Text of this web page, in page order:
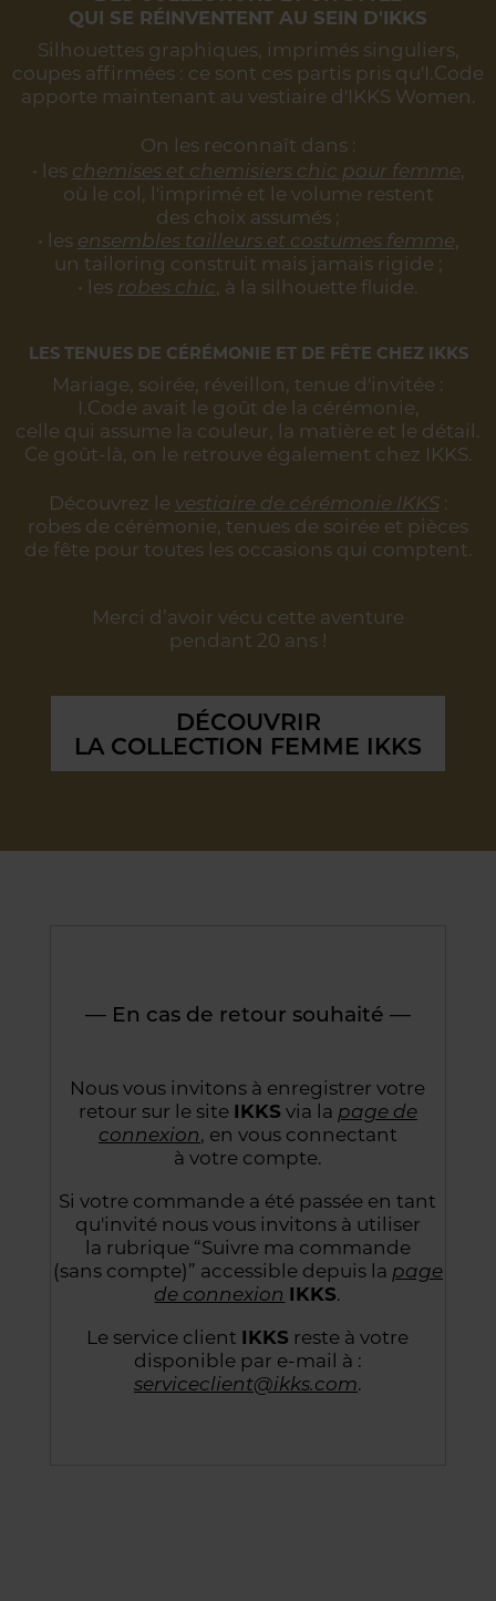
QUI SE RÉINVENTENT AU SEIN D'IKKS
Silhouettes graphiques, imprimés singuliers,
coupes affirmées : ce sont ces partis pris qu'I.Code
apporte maintenant au vestiaire d'IKKS Women.
On les reconnaît dans :
• les chemises et chemisiers chic pour femme,
où le col, l'imprimé et le volume restent
des choix assumés ;
• les ensembles tailleurs et costumes femme,
un tailoring construit mais jamais rigide ;
• les robes chic, à la silhouette fluide.
LES TENUES DE CÉRÉMONIE ET DE FÊTE CHEZ IKKS
Mariage, soirée, réveillon, tenue d'invitée :
I.Code avait le goût de la cérémonie,
celle qui assume la couleur, la matière et le détail.
Ce goût-là, on le retrouve également chez IKKS.
Découvrez le vestiaire de cérémonie IKKS:
robes de cérémonie, tenues de soirée et pièces
de fête pour toutes les occasions qui comptent.
Merci d’avoir vécu cette aventure
pendant 20 ans !
DÉCOUVRIR
LA COLLECTION FEMME IKKS
— En cas de retour souhaité —
Nous vous invitons à enregistrer votre
retour sur le site IKKS via la page de
connexion, en vous connectant
à votre compte.
Si votre commande a été passée en tant
qu'invité nous vous invitons à utiliser
la rubrique “Suivre ma commande
(sans compte)” accessible depuis la page
de connexion IKKS.
Le service client IKKS reste à votre
disponible par e-mail à :
serviceclient@ikks.com.